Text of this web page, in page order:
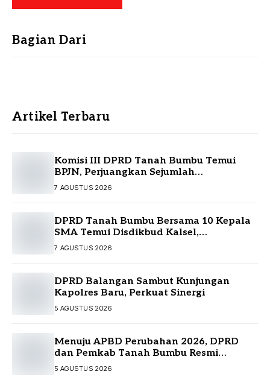
Bagian Dari
Artikel Terbaru
Komisi III DPRD Tanah Bumbu Temui
BPJN, Perjuangkan Sejumlah
Infrastruktur Strategis
7 AGUSTUS 2026
DPRD Tanah Bumbu Bersama 10 Kepala
SMA Temui Disdikbud Kalsel,
Perjuangkan Kebutuhan Guru dan
7 AGUSTUS 2026
DPRD Balangan Sambut Kunjungan
Kapolres Baru, Perkuat Sinergi
5 AGUSTUS 2026
Menuju APBD Perubahan 2026, DPRD
dan Pemkab Tanah Bumbu Resmi
Sepakati KUA-PPAS
5 AGUSTUS 2026